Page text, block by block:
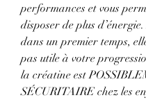
performances et vous
disposer de plus
dans un premier temps,
pas utile à votre
la créatine est
SÉCURITAIRE chez les